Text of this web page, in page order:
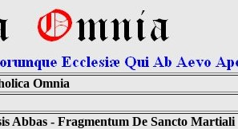
Omnia
Abbas - Fragmentum De Sancto